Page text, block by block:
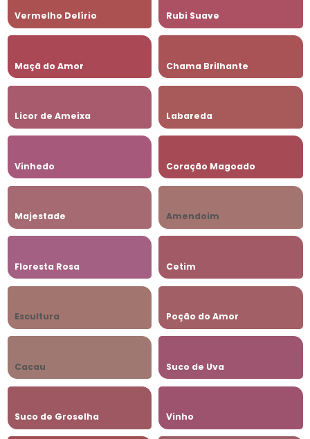
Vermelho Delírio Rubi Suave
Maçã do Amor Chama Brilhante
Licor de Ameixa Labareda
Vinhedo Coração Magoado
Majestade Amendoim
Floresta Rosa Cetim
Escultura Poção do Amor
Cacau Suco de Uva
Suco de Groselha Vinho